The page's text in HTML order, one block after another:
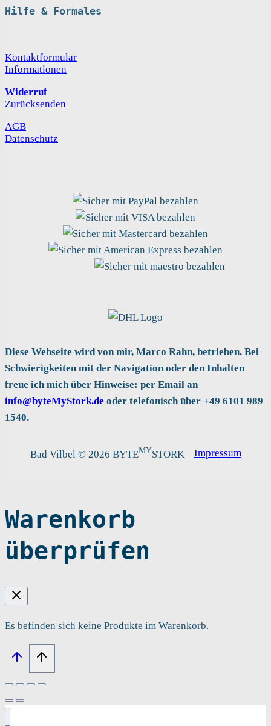
Hilfe & Formales
Kontaktformular
Informationen
Widerruf
Zurücksenden
AGB
Datenschutz
Diese Webseite wird von mir, Marco Rahn, betrieben. Bei
Schwierigkeiten mit der Navigation oder den Inhalten
freue ich mich über Hinweise: per Email an
info@byteMyStork.de oder telefonisch über +49 6101 989
1540.
Bad Vilbel © 2026 BYTEMYSTORK Impressum
Warenkorb
überprüfen
Es befinden sich keine Produkte im Warenkorb.